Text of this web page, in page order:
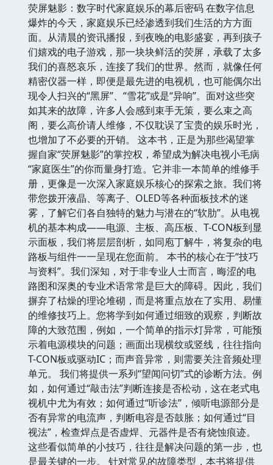
荧屏魅影：数字时代家庭娱乐的幕后密码 在数字信息
爆炸的今天，家庭娱乐已经渗透到我们生活的方方面
面。从清晨的资讯播报，到夜晚的电影盛宴，再到孩子
们嬉戏的电子游戏，那一块块鲜活的荧屏，承载了太多
我们的喜怒哀乐，连接了我们的世界。然而，就像任何
精密仪器一样，即便是最先进的电视机，也可能偶尔出
现令人扫兴的“黑屏”、“雪花”或是“异响”。面对这些突
如其来的故障，许多人会感到束手无策，要么束之高
阁，要么高价请人维修，不仅耽误了宝贵的娱乐时光，
也增加了不必要的开销。 这本书，正是为那些渴望掌
握自家“荧屏魅影”的掌控权，希望成为解决电视小毛病
“家庭医生”的你而量身打造。它并非一本简单的维修手
册，更像是一次深入家庭娱乐核心的探索之旅。我们将
带您拨开液晶、等离子、OLED等各种面板技术的迷
雾，了解它们各自独特的魅力与潜在的“软肋”。从电视
机的基本构成——电源、主板、高压板、T-CON板到显
示面板，我们将层层剖析，如同庖丁解牛，将复杂的电
路板与组件一一呈现在您面前。 本书的核心在于“技巧
与资料”。我们深知，对于非专业人士而言，晦涩的电
路图和深奥的专业术语常常是巨大的障碍。因此，我们
摒弃了枯燥的理论堆砌，而是将重点放在了实用、易懂
的维修技巧上。您将学到如何通过细致的观察，判断故
障的大致范围，例如，一个简单的指示灯异常，可能预
示着电源模块的问题；画面出现横纹或竖线，往往指向
T-CON板或驱动IC；而声音异常，则需要关注音频处理
单元。 我们将提供一系列“望闻问切”式的诊断方法。例
如，如何通过“敲击法”判断连接是否松动，这在老式电
视机中尤为有效；如何通过“听诊法”，倾听电源部分是
否有异常的电流声，判断电容是否鼓胀；如何通过“目
视法”，检查焊点是否虚焊、元器件是否有烧蚀痕迹。
这些看似简单的小技巧，往往是解决问题的第一步，也
是最关键的一步。 针对常见的故障类型，本书将提供